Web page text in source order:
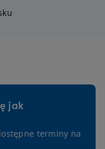
jak
terminy na